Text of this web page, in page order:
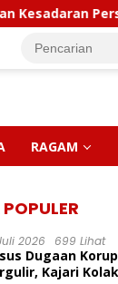
Personel
RAGAM
2026 699 Lihat
Dugaan
Kajari